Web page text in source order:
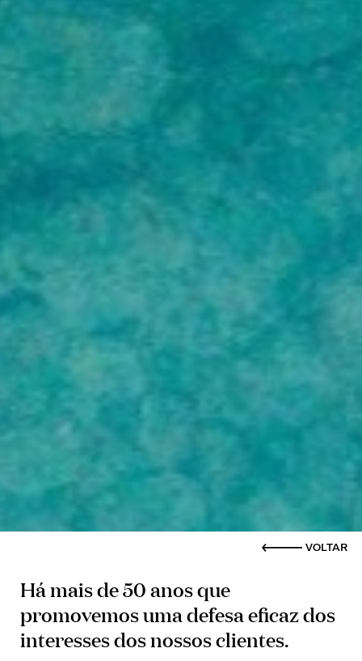
VOLTAR
Há mais de 50 anos que
promovemos uma defesa eficaz dos
interesses dos nossos clientes.